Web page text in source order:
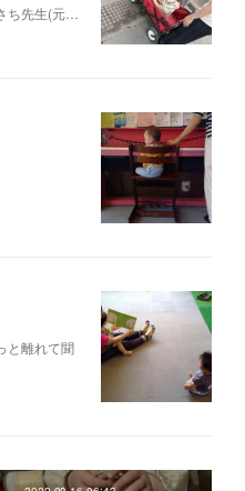
ち先生(元…
と離れて聞